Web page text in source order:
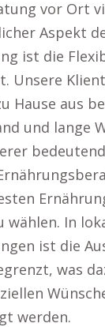
vor Ort
Aspekt
ist die
Unsere
Hause aus
und lange
wählen. In
ist die
was
werden.